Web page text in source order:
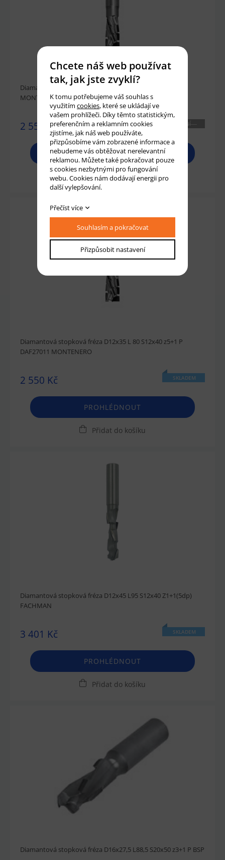
Diamantová stopková fréza D12x35 L 70 S12x40 z5+1 L
MONTENERO
2 550 Kč
NENÍ
PROHLÉDNOUT
Přidat do košíku
Diamantová stopková fréza D12x35 L 80 S12x40 z5+1 P
DAF27011 MONTENERO
2 550 Kč SKLADEM
PROHLÉDNOUT
Přidat do košíku
Diamantová stopková fréza D12x45 L95 S12x40 Z1+1(5dp)
FACHMAN
3 401 Kč SKLADEM
PROHLÉDNOUT
Přidat do košíku
Diamantová stopková fréza D16x27,5 L88,5 S20x50 z3+1 P BSP
Chcete náš web používat
tak, jak jste zvyklí?
K tomu potřebujeme váš souhlas s
využitím cookies, které se ukládají ve
vašem prohlížeči. Díky těmto statistickým,
preferenčním a reklamním cookies
zjistíme, jak náš web používáte,
přizpůsobíme vám zobrazené informace a
nebudeme vás obtěžovat nerelevantní
reklamou. Můžete také pokračovat pouze
s cookies nezbytnými pro fungování
webu. Cookies nám dodávají energii pro
další vylepšování.
Přečíst více
Souhlasím a pokračovat
Přizpůsobit nastavení